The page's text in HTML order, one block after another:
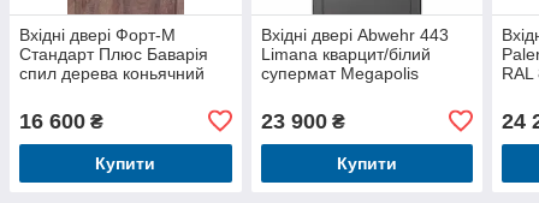
Вхідні двері Форт-М
Стандарт Плюс Баварія
спил дерева коньячний
16 600 ₴
Купити
Вхідні двері Abwehr 443
Limana кварцит/білий
супермат Megapolis
23 900₴
Купити
RAL
24